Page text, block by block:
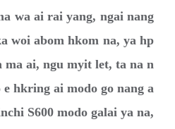
wa ai rai yang, ngai nang
woi abom hkom na, ya hp
ma ai, ngu myit let, ta na n
hkring ai modo go nang a
S600 modo galai ya na,